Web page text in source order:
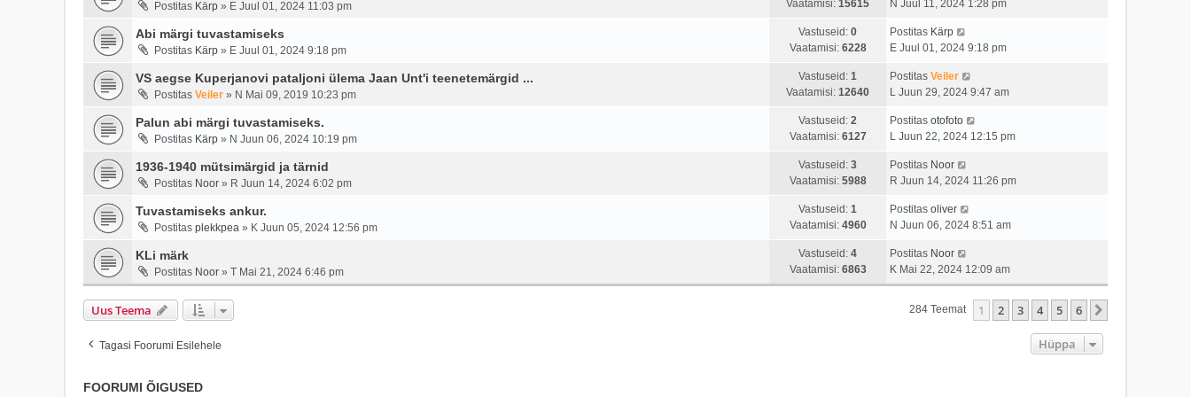
Postitas Kärp » E Juul 01, 2024 11:03 pm
Vaatamisi: 15615
N Juul 11, 2024 1:28 pm
Abi märgi tuvastamiseks
Postitas Kärp » E Juul 01, 2024 9:18 pm
Vastuseid: 0
Vaatamisi: 6228
Postitas Kärp
E Juul 01, 2024 9:18 pm
VS aegse Kuperjanovi pataljoni ülema Jaan Unt'i teenetemärgid ...
Postitas Veiler » N Mai 09, 2019 10:23 pm
Vastuseid: 1
Vaatamisi: 12640
Postitas Veiler
L Juun 29, 2024 9:47 am
Palun abi märgi tuvastamiseks.
Postitas Kärp » N Juun 06, 2024 10:19 pm
Vastuseid: 2
Vaatamisi: 6127
Postitas otofoto
L Juun 22, 2024 12:15 pm
1936-1940 mütsimärgid ja tärnid
Postitas Noor » R Juun 14, 2024 6:02 pm
Vastuseid: 3
Vaatamisi: 5988
Postitas Noor
R Juun 14, 2024 11:26 pm
Tuvastamiseks ankur.
Postitas plekkpea » K Juun 05, 2024 12:56 pm
Vastuseid: 1
Vaatamisi: 4960
Postitas oliver
N Juun 06, 2024 8:51 am
KLi märk
Postitas Noor » T Mai 21, 2024 6:46 pm
Vastuseid: 4
Vaatamisi: 6863
Postitas Noor
K Mai 22, 2024 12:09 am
Uus Teema 284 Teemat 1 2 3 4 5 6
Tagasi Foorumi Esilehele Hüppa
FOORUMI ÕIGUSED